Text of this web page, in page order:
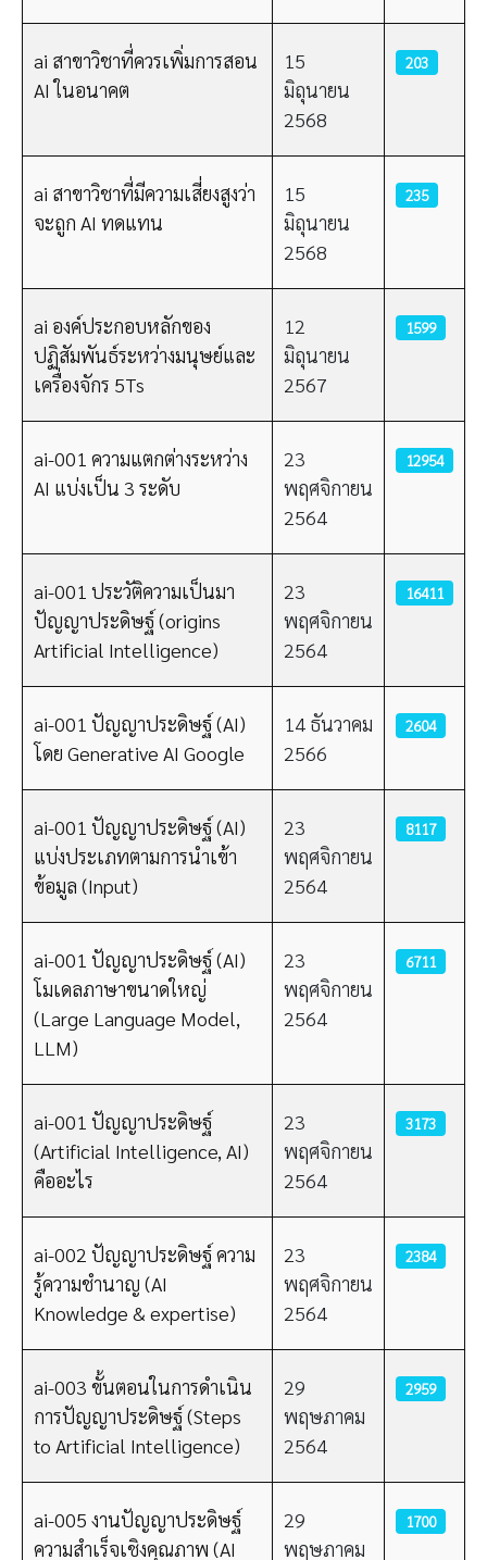
ai สาขาวิชาที่ควรเพิ่มการสอน
AI ในอนาคต
15
มิถุนายน
2568
203
ai สาขาวิชาที่มีความเสี่ยงสูงว่า
จะถูก AI ทดแทน
15
มิถุนายน
2568
235
ai องค์ประกอบหลักของ
ปฏิสัมพันธ์ระหว่างมนุษย์และ
เครื่องจักร 5Ts
12
มิถุนายน
2567
1599
ai-001 ความแตกต่างระหว่าง
AI แบ่งเป็น 3 ระดับ
23
พฤศจิกายน
2564
12954
ai-001 ประวัติความเป็นมา
ปัญญาประดิษฐ์ (origins
Artificial Intelligence)
23
พฤศจิกายน
2564
16411
ai-001 ปัญญาประดิษฐ์ (AI)
โดย Generative AI Google
14 ธันวาคม
2566
2604
ai-001 ปัญญาประดิษฐ์ (AI)
แบ่งประเภทตามการนำเข้า
ข้อมูล (Input)
23
พฤศจิกายน
2564
8117
ai-001 ปัญญาประดิษฐ์ (AI)
โมเดลภาษาขนาดใหญ่
(Large Language Model,
LLM)
23
พฤศจิกายน
2564
6711
ai-001 ปัญญาประดิษฐ์
(Artificial Intelligence, AI)
คืออะไร
23
พฤศจิกายน
2564
3173
ai-002 ปัญญาประดิษฐ์ ความ
รู้ความชำนาญ (AI
Knowledge & expertise)
23
พฤศจิกายน
2564
2384
ai-003 ขั้นตอนในการดำเนิน
การปัญญาประดิษฐ์ (Steps
to Artificial Intelligence)
29
พฤษภาคม
2564
2959
ai-005 งานปัญญาประดิษฐ์
ความสำเร็จเชิงคุณภาพ (AI
29
พฤษภาคม
1700